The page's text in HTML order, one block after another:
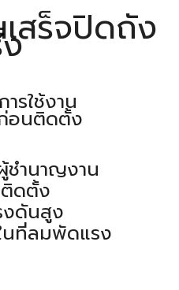
สร็จปิดถัง
รใช้งาน
อนติดตั้ง
ชำนาญงาน
ดตั้ง
งดันสูง
นที่ลมพัดแรง